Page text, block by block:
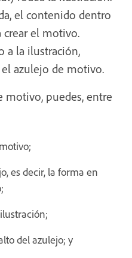
el contenido dentro
crear el motivo.
a la ilustración,
azulejo de motivo.
motivo, puedes, entre
es decir, la forma en
del azulejo; y